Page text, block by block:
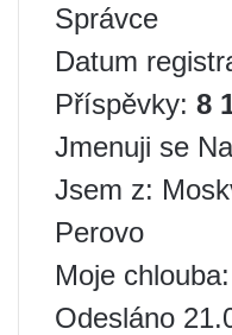
Správce
Datum
Příspěvky: 8
Jmenuji se
Jsem z:
Perovo
Moje
Odesláno